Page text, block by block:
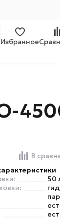
Избранное
В
50